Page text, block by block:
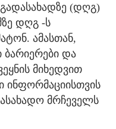
(დღგ)
დღგ -ს
ამასთან,
ბარიერები და
მიხედვით
ინფორმაციისთვის
მრჩეველს